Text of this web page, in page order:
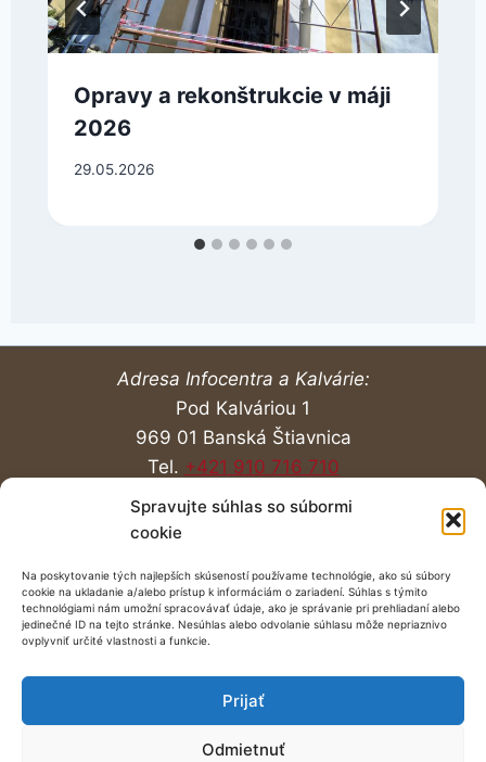
Spravujte súhlas so súbormi
cookie
Na poskytovanie tých najlepších skúseností používame technológie, ako sú súbory
cookie na ukladanie a/alebo prístup k informáciám o zariadení. Súhlas s týmito
technológiami nám umožní spracovávať údaje, ako je správanie pri prehliadaní alebo
jedinečné ID na tejto stránke. Nesúhlas alebo odvolanie súhlasu môže nepriaznivo
ovplyvniť určité vlastnosti a funkcie.
Prijať
Odmietnuť
Opravy a rekonštrukcie v máji
2026
29.05.2026
Adresa Infocentra a Kalvárie:
Pod Kalváriou 1
969 01 Banská Štiavnica
Tel. +421 910 716 710
Návšteva O Kalvárii Aktuality
Sídlo Kalvárskeho fondu:
A. Pécha 2
969 01 Banská Štiavnica
kalvaria@kalvaria.org